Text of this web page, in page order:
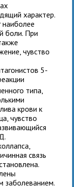
характер.
наиболее
боли. При
чувство
5-
типа,
крови к
чувство
связь
заболеванием.